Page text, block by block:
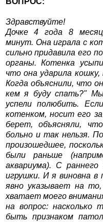
Здравствуйте!
Дочке 4 года 8
минут. Она играла с
сильно придавила его
органы. Котенка
что она ударила
Когда объяснили, что
кем я буду спать?"
успели полюбить.
котенком, носит его
берет, объясняли,
больно и так нельзя.
произошедшее,
были раньше
аквариума). С
игрушки. И я виновна в
явно указывает на
хватает моего
на вопрос: насколько
быть признаком